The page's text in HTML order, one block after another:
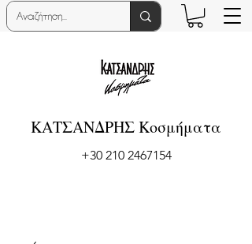
ΚΑΤΣΑΝΔΡΗΣ Κοσμήματα
+30 210 2467154